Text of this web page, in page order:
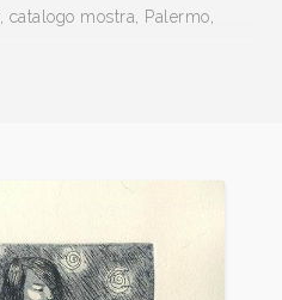
mostra, Palermo,
a cura di Veronica Longo e
e prezzi, Mantova,
aperto, Mantova, Archivio, n. 6